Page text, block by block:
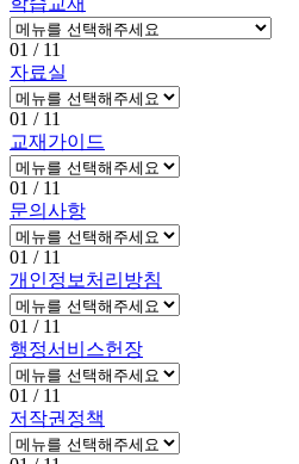
01 / 11
자료실
01 / 11
교재가이드
01 / 11
문의사항
01 / 11
개인정보처리방침
01 / 11
행정서비스헌장
01 / 11
저작권정책